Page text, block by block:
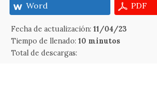
Word PDF
Fecha de actualización:11/04/23
Tiempo de llenado:10 minutos
Total de descargas: